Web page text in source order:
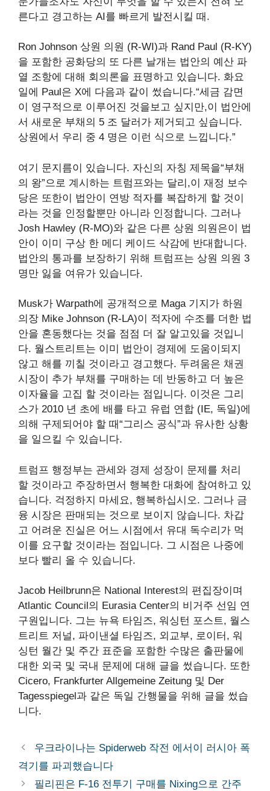
른다고 경고하는 AI를 빠르게 발전시킬 때.
Ron Johnson 상원 의원 (R-WI)과 Rand Paul (R-KY)
을 포함한 공화당의 또 다른 날개는 법안의 예산 파
열 조항에 대해 회의론을 표명하고 있습니다. 화요
일에 Paul은 X에 다음과 같이 썼습니다.“세금 감면
이 영구적으로 이루어진 것을보고 싶지만,이 법안에
서 새로운 부채의 5 조 달러가 제거되고 싶습니다.
상원에서 우리 중 4 명은 이런 식으로 느낍니다.”
여기 문지름이 있습니다. 자신의 자칭 제목을“부채
의 왕”으로 계시하는 트럼프와는 달리,이 재정 보수
당은 또한이 법안이 연방 적자를 복잡하게 할 것이
라는 것을 인정할뿐만 아니라 인정합니다. 그러나
Josh Hawley (R-MO)와 같은 다른 상원 의원은이 법
안이 이미 구상 한 메디 케이드 삭감에 반대합니다.
법안의 통과를 보장하기 위해 트럼프는 상원 의원 3
명만 잃을 여유가 있습니다.
Musk가 Warpath에 공개적으로 Maga 기지가 하원
의장 Mike Johnson (R-LA)이 적자에 수조를 더한 법
안을 혼동했다는 것을 점점 더 잘 알고있을 것입니
다. 월스트리트는 이미 법안이 경제에 도움이되지
않고 해를 끼칠 것이라고 경고했다. 두려움은 채권
시장이 추가 부채를 구매하는 데 반동하고 더 높은
이자율을 고집 할 것이라는 점입니다. 이것은 그리
스가 2010 년 초에 배를 타고 유럽 연합 (IE, 독일)에
의해 구제되어야 할 때“그리스 공식”과 유사한 상황
을 일으킬 수 있습니다.
트럼프 행정부는 관세와 경제 성장이 문제를 처리
할 것이라고 주장하면서 행복한 대화에 참여하고 있
습니다. 걱정하지 마세요, 행복하십시오. 그러나 금
융 시장은 판매되는 것으로 보이지 않습니다. 차갑
고 어려운 진실은 어느 시점에서 유대 독수리가 먹
이를 요구할 것이라는 점입니다. 그 시점은 나중에
보다 빨리 올 수 있습니다.
Jacob Heilbrunn은 National Interest의 편집장이며
Atlantic Council의 Eurasia Center의 비거주 선임 연
구원입니다. 그는 뉴욕 타임즈, 워싱턴 포스트, 월스
트리트 저널, 파이낸셜 타임즈, 외교부, 로이터, 워
싱턴 월간 및 주간 표준을 포함한 수많은 출판물에
대한 외국 및 국내 문제에 대해 글을 썼습니다. 또한
Cicero, Frankfurter Allgemeine Zeitung 및 Der
Tagesspiegel과 같은 독일 간행물을 위해 글을 썼습
니다.
우크라이나는 Spiderweb 작전 에서이 러시아 폭
격기를 파괴했습니다
필리핀은 F-16 전투기 구매를 Nixing으로 간주